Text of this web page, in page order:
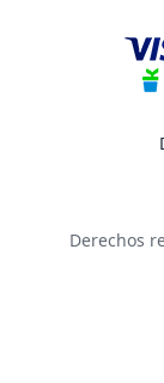
Derechos